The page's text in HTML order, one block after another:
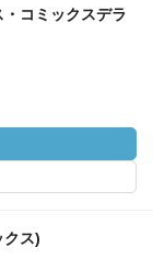
コミックスデラ
クス)